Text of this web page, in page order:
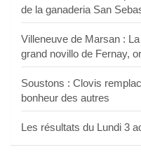
de la ganaderia San
Villeneuve de Marsan :
grand novillo de Fernay,
Soustons : Clovis
bonheur des autres
Les résultats du Lundi 3